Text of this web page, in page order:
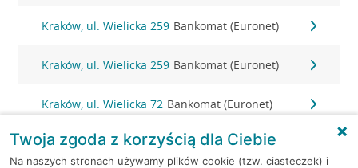
Kraków, ul. Wielicka 259 Bankomat (Euronet)
Kraków, ul. Wielicka 259 Bankomat (Euronet)
Kraków, ul. Wielicka 72 Bankomat (Euronet)
Kraków, ul. Wielicka 72 Bankomat (Euronet)
Twoja zgoda z korzyścią dla Ciebie
Na naszych stronach używamy plików cookie (tzw. ciasteczek) i